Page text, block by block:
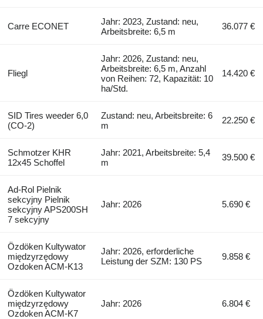
Carre ECONET
Jahr: 2023, Zustand: neu,
Arbeitsbreite: 6,5 m
36.077 €
Fliegl
Jahr: 2026, Zustand: neu,
Arbeitsbreite: 6,5 m, Anzahl
von Reihen: 72, Kapazität: 10
ha/Std.
14.420 €
SID Tires weeder 6,0
(CO-2)
Zustand: neu, Arbeitsbreite: 6
m
22.250 €
Schmotzer KHR
12x45 Schoffel
Jahr: 2021, Arbeitsbreite: 5,4
m
39.500 €
Ad-Rol Pielnik
sekcyjny Pielnik
sekcyjny APS200SH
7 sekcyjny
Jahr: 2026 5.690 €
Özdöken Kultywator
międzyrzędowy
Ozdoken ACM-K13
Jahr: 2026, erforderliche
Leistung der SZM: 130 PS
9.858 €
Özdöken Kultywator
międzyrzędowy
Ozdoken ACM-K7
Jahr: 2026 6.804 €